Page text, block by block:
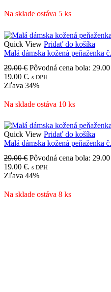
Na sklade ostáva 5 ks
Quick View Pridať do košíka
Malá dámska kožená peňaženka
29.00€ Pôvodná cena bola:
19.00 €. s DPH
Zľava 34%
Na sklade ostáva 10 ks
Quick View Pridať do košíka
Malá dámska kožená peňaženka
29.00€ Pôvodná cena bola:
19.00 €. s DPH
Zľava 44%
Na sklade ostáva 8 ks